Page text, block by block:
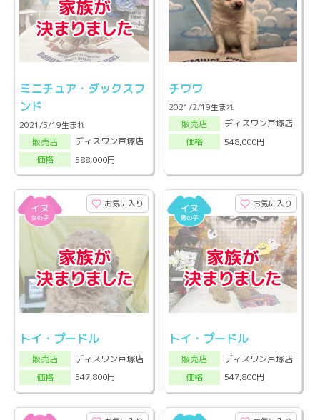
ミニチュア・ダックスフ
ンド
2021/3/19生まれ
販売店
ディスワン戸塚店
価格
588,000円
チワワ
2021/2/19生まれ
販売店
ディスワン戸塚店
価格
548,000円
お気に入り
トイ・プードル
販売店
ディスワン戸塚店
価格
547,800円
お気に入り
トイ・プードル
販売店
ディスワン戸塚店
価格
547,800円